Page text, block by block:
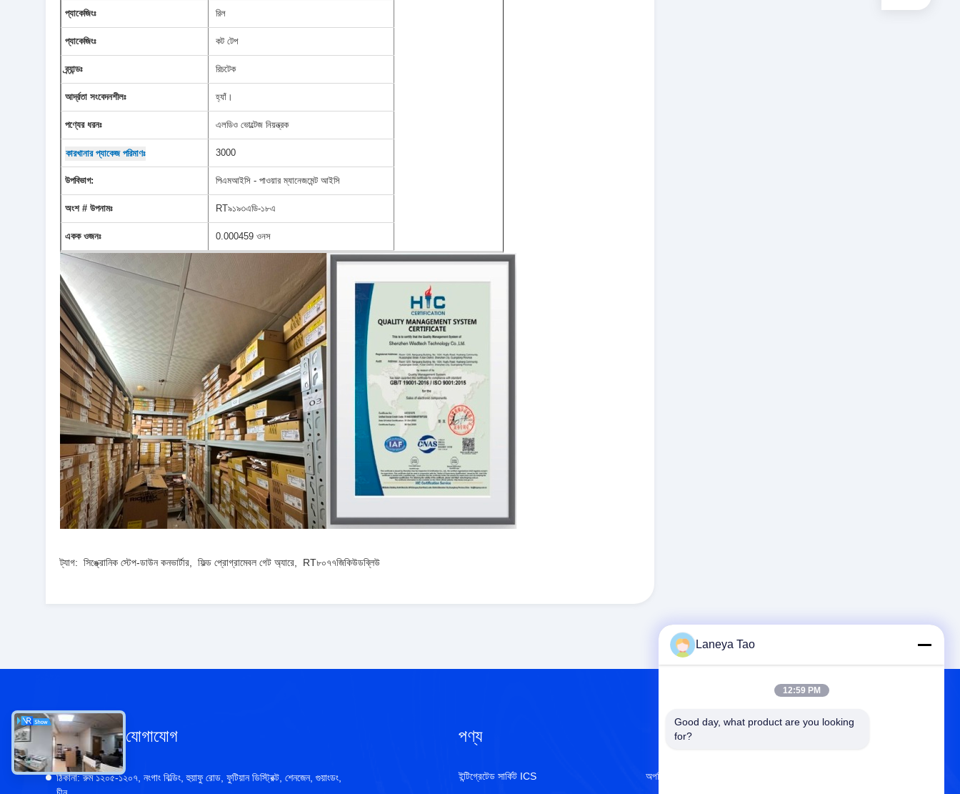
প্যাকেজিংঃ রিল
প্যাকেজিংঃ কট টেপ
ব্র্যান্ডঃ রিচটেক
আর্দ্রতা সংবেদনশীলঃ হ্যাঁ।
পণ্যের ধরনঃ এলডিও ভোল্টেজ নিয়ন্ত্রক
কারখানার প্যাকেজ পরিমাণঃ 3000
উপবিভাগ: পিএমআইসি - পাওয়ার ম্যানেজমেন্ট আইসি
অংশ # উপনামঃ RT৯১৯৩এডি-১৮এ
একক ওজনঃ 0.000459 ওনস
ট্যাগ: সিঙ্ক্রোনিক স্টেপ-ডাউন কনভার্টার ফিল্ড প্রোগ্রামেবল গেট অ্যারে RT৮০৭৭জিকিউডব্লিউ
আমাদের সাথে যোগাযোগ
ঠিকানা:রুম ১২০৫-১২০৭, নংগাং বিল্ডিং, হুয়াফু রোড, ফুটিয়ান ডিস্ট্রিক্ট, শেনজেন, গুয়াংডং,
পণ্য
ইন্টিগ্রেটেড সার্কিট ICS অপটিক্যাল সেন্সর
Laneya Tao
12:59 PM
Good day, what product are you looking
for?